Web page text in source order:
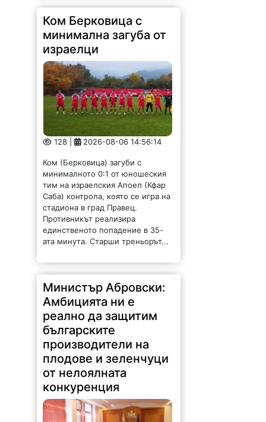
128 | 2026-08-06 14:56:14
Ком (Берковица) загуби с
минималното 0:1 от юношеския
тим на израелския Апоел (Кфар
Саба) контрола, която се игра на
стадиона в град Правец.
Противникът реализира
единственото попадение в 35-
ата минута. Старши треньорът...
Министър Абровски:
Амбицията ни е
реално да защитим
българските
производители на
плодове и зеленчуци
от нелоялната
конкуренция
77 | 2026-08-06 14:54:34
Амбицията ни е реално да